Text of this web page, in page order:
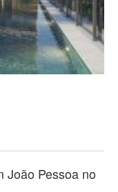
João Pessoa no